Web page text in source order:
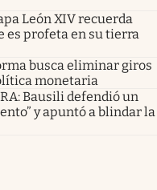
León XIV recuerda
es profeta en su tierra
busca eliminar giros
monetaria
Bausili defendió un
y apuntó a blindar la